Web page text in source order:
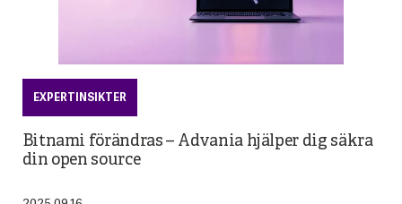
EXPERTINSIKTER
Bitnami förändras – Advania hjälper dig säkra
din open source